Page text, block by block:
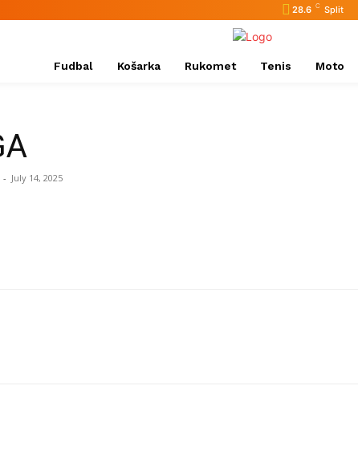
28.6 C Split
Fudbal Košarka Rukomet Tenis Moto
- July 14, 2025